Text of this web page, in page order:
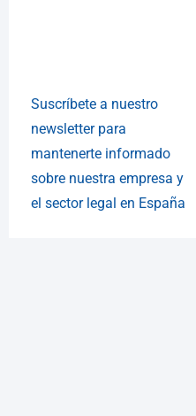
Suscríbete a nuestro
newsletter para
mantenerte informado
sobre nuestra empresa y
el sector legal en España